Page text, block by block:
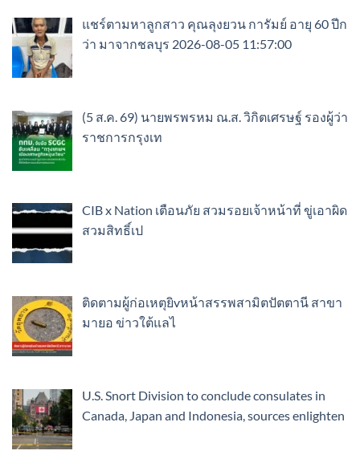
แชร์ตามหาลูกสาว คุณลุงยวน การัมย์ อายุ 60 ปีก
ว่า มาจากชลบุร 2026-08-05 11:57:00
(5 ส.ค. 69) นายพรพรหม ณ.ส. วิกิตเศรษฐ์ รองผู้ว่า
ราชการกรุงเท
CIB x Nation เตือนภัย สวมรอยเจ้าหน้าที่ ขู่เอาผิด
สวมสิทธิ์เป
ติดตามผู้ก่อเหตุยิvหน้าสรรพสามิตปัตตานี สาขา
มายอ ข่าวใต้แลไ
U.S. Snort Division to conclude consulates in
Canada, Japan and Indonesia, sources enlighten